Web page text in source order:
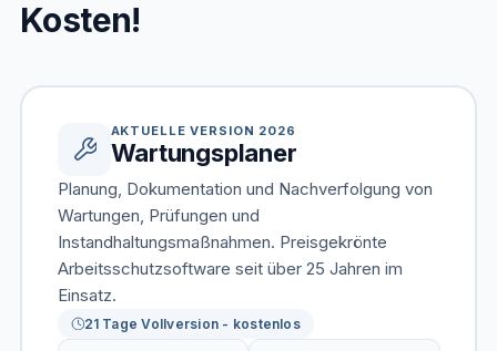
Kosten!
AKTUELLE VERSION 2026
Wartungsplaner
Planung, Dokumentation und Nachverfolgung von
Wartungen, Prüfungen und
Instandhaltungsmaßnahmen. Preisgekrönte
Arbeitsschutzsoftware seit über 25 Jahren im
Einsatz.
21 Tage Vollversion - kostenlos